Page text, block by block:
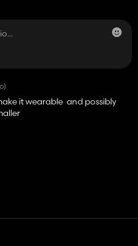
it wearable and possibly